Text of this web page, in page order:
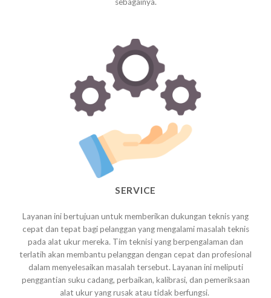
SERVICE
Layanan ini bertujuan untuk memberikan dukungan teknis yang
cepat dan tepat bagi pelanggan yang mengalami masalah teknis
pada alat ukur mereka. Tim teknisi yang berpengalaman dan
terlatih akan membantu pelanggan dengan cepat dan profesional
dalam menyelesaikan masalah tersebut. Layanan ini meliputi
penggantian suku cadang, perbaikan, kalibrasi, dan pemeriksaan
alat ukur yang rusak atau tidak berfungsi.